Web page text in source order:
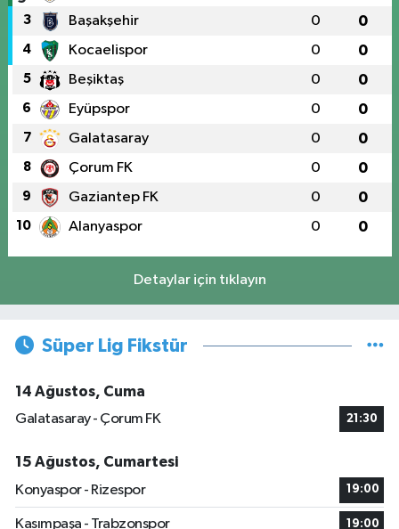
3 Başakşehir 0 0
4 Kocaelispor 0 0
5 Beşiktaş 0 0
6 Eyüpspor 0 0
7 Galatasaray 0 0
8 Çorum FK 0 0
9 Gaziantep FK 0 0
10 Alanyaspor 0 0
Detaylar için tıklayın
Süper Lig Fikstür
14 Ağustos, Cuma
Galatasaray - Çorum FK
21:30
15 Ağustos, Cumartesi
Konyaspor - Rizespor
19:00
Kasımpaşa - Trabzonspor 19:00